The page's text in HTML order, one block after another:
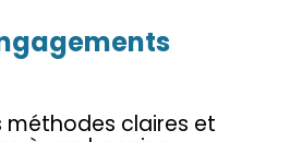
méthodes claires et